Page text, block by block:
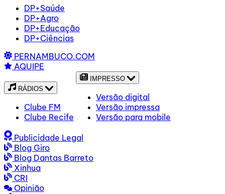
DP+Saúde
DP+Agro
DP+Educação
DP+Ciências
PERNAMBUCO.COM
AQUIPE
RÁDIOS
Clube FM
Clube Recife
IMPRESSO
Versão digital
Versão impressa
Versão para mobile
Publicidade Legal
Blog Giro
Blog Dantas Barreto
Xinhua
CRI
Opinião